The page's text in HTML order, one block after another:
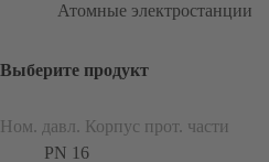
Атомные электростанции
Выберите продукт
Ном. давл. Корпус прот. части
PN 16